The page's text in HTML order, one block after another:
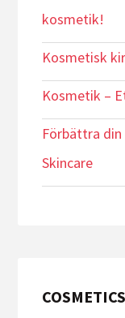
kosmetik!
Kosmetisk
Kosmetik –
Förbättra
Skincare